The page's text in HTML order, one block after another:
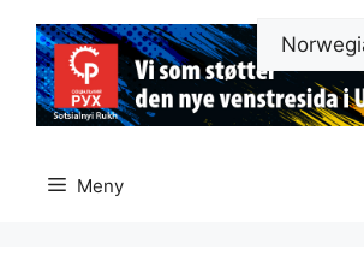
innhold
Meny